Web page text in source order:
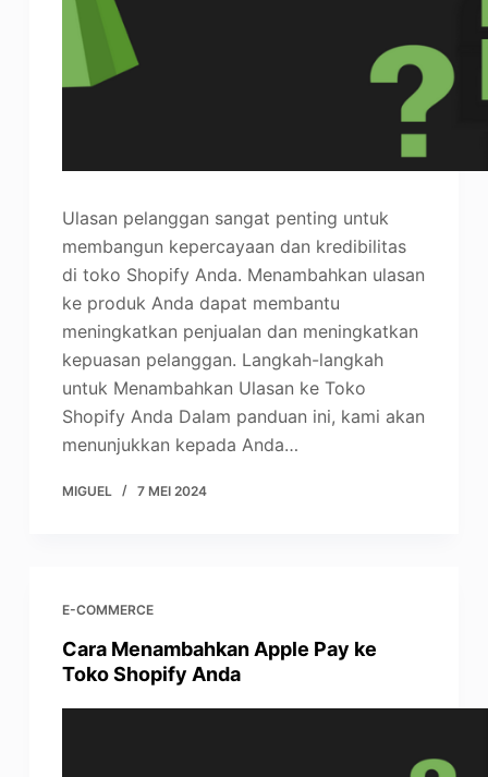
Ulasan pelanggan sangat penting untuk
membangun kepercayaan dan kredibilitas
di toko Shopify Anda. Menambahkan ulasan
ke produk Anda dapat membantu
meningkatkan penjualan dan meningkatkan
kepuasan pelanggan. Langkah-langkah
untuk Menambahkan Ulasan ke Toko
Shopify Anda Dalam panduan ini, kami akan
menunjukkan kepada Anda…
MIGUEL 7 MEI 2024
E-COMMERCE
Cara Menambahkan Apple Pay ke
Toko Shopify Anda